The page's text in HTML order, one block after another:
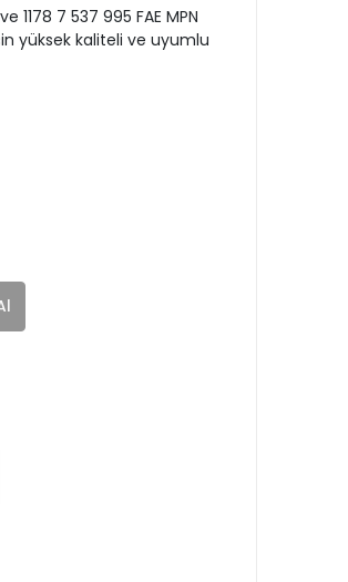
1178 7 537 995 FAE MPN
yüksek kaliteli ve uyumlu